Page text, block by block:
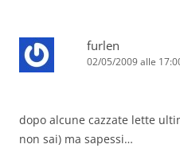
furlen
02/05/2009 alle
dopo alcune cazzate lette
non sai) ma sapessi…